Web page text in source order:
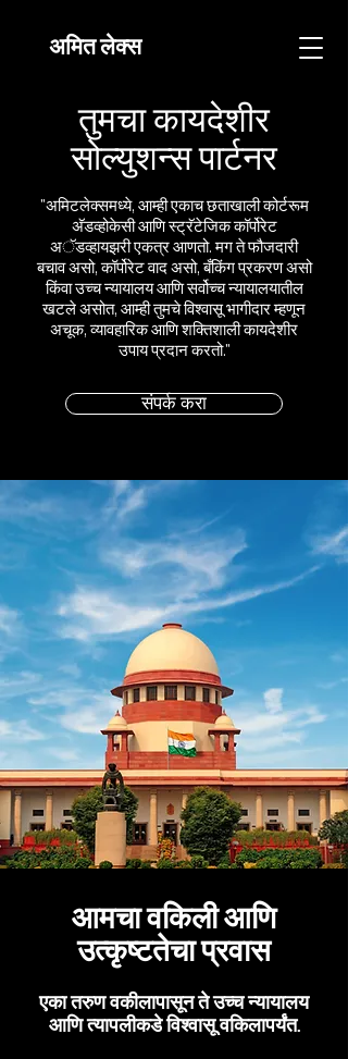
अमित लेक्स
तुमचा कायदेशीर
सोल्युशन्स पार्टनर
"अमिटलेक्समध्ये, आम्ही एकाच छताखाली कोर्टरूम
अ‍ॅडव्होकेसी आणि स्ट्रॅटेजिक कॉर्पोरेट
अॅडव्हायझरी एकत्र आणतो. मग ते फौजदारी
बचाव असो, कॉर्पोरेट वाद असो, बँकिंग प्रकरण असो
किंवा उच्च न्यायालय आणि सर्वोच्च न्यायालयातील
खटले असोत, आम्ही तुमचे विश्वासू भागीदार म्हणून
अचूक, व्यावहारिक आणि शक्तिशाली कायदेशीर
उपाय प्रदान करतो."
संपर्क करा
आमचा वकिली आणि
उत्कृष्टतेचा प्रवास
एका तरुण वकीलापासून ते उच्च न्यायालय
आणि त्यापलीकडे विश्वासू वकिलापर्यंत.